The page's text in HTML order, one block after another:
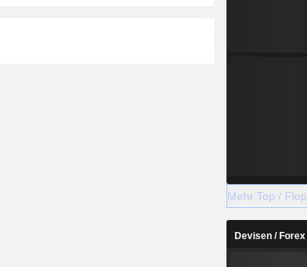
Mehr Top / Flop
Devisen / Forex